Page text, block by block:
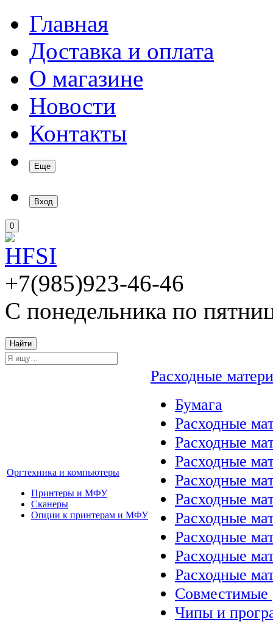
Главная
Доставка и оплата
О магазине
Новости
Контакты
Еще
Вход
0
+7(985)923-46-46
С понедельника по
Найти
Оргтехника и компьютеры
Принтеры и МФУ
Сканеры
Опции к принтерам и МФУ
Расходные
Бумага
Расходные
Расходные
Расходные
Расходные
Расходные
Расходные
Расходные
Расходные
Расходные
Совместимые
Чипы и